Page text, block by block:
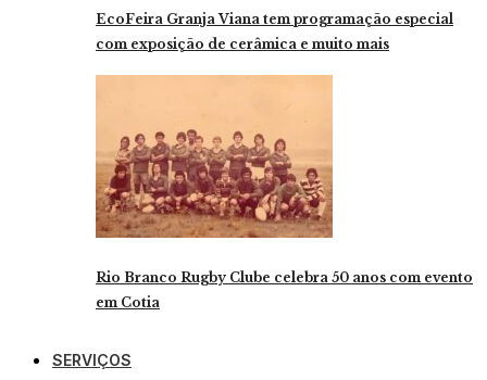
EcoFeira Granja Viana tem programação especial
com exposição de cerâmica e muito mais
Rio Branco Rugby Clube celebra 50 anos com evento
em Cotia
SERVIÇOS